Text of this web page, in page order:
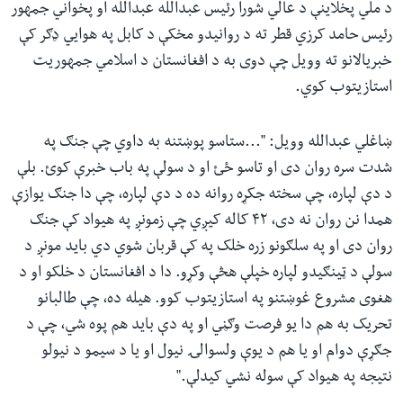
د ملي پخلاینې د عالي شورا رئیس عبدالله عبدالله او پخواني جمهور
رئیس حامد کرزي قطر ته د روانیدو مخکې د کابل په هوايي ډګر کې
خبریالانو ته وویل چې دوی به د افغانستان د اسلامي جمهوریت
استازیتوب کوي.
ښاغلي عبدالله وویل: "...ستاسو پوښتنه به داوي چې جنګ په
شدت سره روان دی او تاسو ځئ او د سولې په باب خبرې کوئ. بلې
د دې لپاره، چې سخته جکړه روانه ده د دې لپاره، چې دا جنګ یوازې
همدا نن روان نه دی، ۴۲ کاله کیږي چې زمونږ په هیواد کې جنګ
روان دی او په سلګونو زره خلک په کې قربان شوي دي باید مونږ د
سولې د ټینګیدو لپاره خپلې هڅې وکړو. دا د افغانستان د خلکو او د
هغوی مشروع غوښتنو په استازیتوب کوو. هیله ده، چې طالبانو
تحریک به هم دا یو فرصت وګڼي او په دې باید هم پوه شي، چې د
جګړې دوام او یا هم د یوې ولسوالۍ نیول او یا د سیمو د نیولو
نتیجه په هیواد کې سوله نشي کیدلې."